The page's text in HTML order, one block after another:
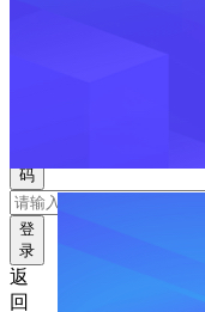
码
登
录
返
回